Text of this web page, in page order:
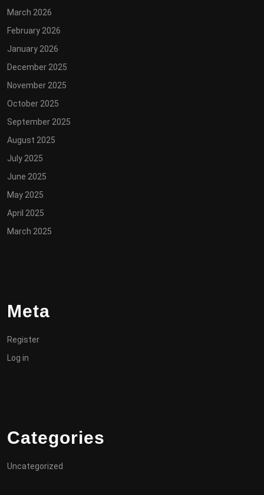
March 2026
February 2026
January 2026
December 2025
November 2025
October 2025
September 2025
August 2025
July 2025
June 2025
May 2025
April 2025
March 2025
Meta
Register
Log in
Categories
Uncategorized